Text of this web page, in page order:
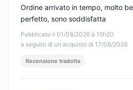
Pubblicato il 01/08/2026 à 15h20
a seguito di un acquisto di 17/06/2026
Ordine arrivato in tempo, molto
perfetto, sono soddisfatta
Recensione tradotta